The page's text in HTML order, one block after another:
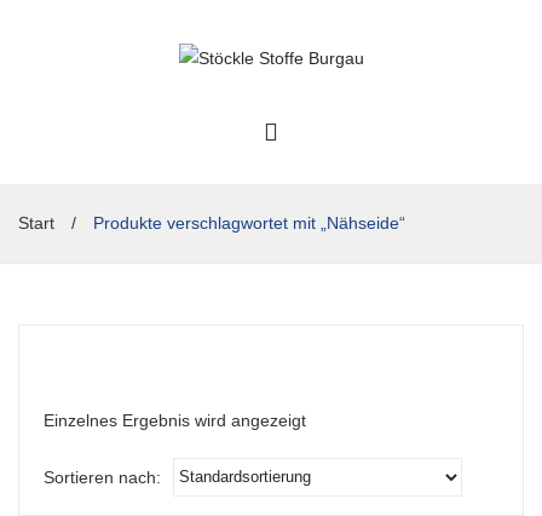
Start / Produkte verschlagwortet mit „Nähseide“
Einzelnes Ergebnis wird angezeigt
Sortieren nach: